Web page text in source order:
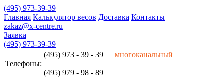
(495) 973-39-39
Главная Калькулятор весов Доставка Контакты
zakaz@x-centre.ru
Заявка
(495) 973-39-39
Телефоны:
(495) 973 - 39 - 39 многоканальный
(495) 979 - 98 - 89